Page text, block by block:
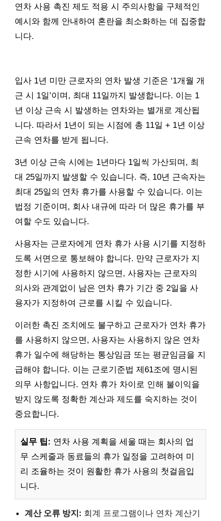
연차 사용 촉진 제도 적용 시 주의사항을 구체적인
예시와 함께 안내하여 혼란을 최소화하는 데 집중합
니다.
입사 1년 미만 근로자의 연차 발생 기준은 ‘1개월 개
근 시 1일’이며, 최대 11일까지 발생합니다. 이는 1
년 이상 근속 시 발생하는 연차와는 별개로 계산됩
니다. 따라서 1년이 되는 시점에 총 11일 + 1년 이상
근속 연차를 받게 됩니다.
3년 이상 근속 시에는 1년마다 1일씩 가산되며, 최
대 25일까지 발생할 수 있습니다. 즉, 10년 근속자는
최대 25일의 연차 휴가를 사용할 수 있습니다. 이는
법정 기준이며, 회사 내규에 따라 더 많은 휴가를 부
여할 수도 있습니다.
사용자는 근로자에게 연차 휴가 사용 시기를 지정하
도록 서면으로 통보해야 합니다. 만약 근로자가 지
정한 시기에 사용하지 않으면, 사용자는 근로자의
의사와 관계없이 남은 연차 휴가 기간 중 2일을 사
용자가 지정하여 근로를 시킬 수 있습니다.
이러한 촉진 조치에도 불구하고 근로자가 연차 휴가
를 사용하지 않으면, 사용자는 사용하지 않은 연차
휴가 일수에 해당하는 통상임금 또는 평균임금을 지
급해야 합니다. 이는 근로기준법 제61조에 명시된
의무 사항입니다. 연차 휴가 차이로 인해 불이익을
받지 않도록 정확한 계산과 제도를 숙지하는 것이
중요합니다.
실무 팁: 연차 사용 계획을 세울 때는 회사의 업
무 스케줄과 동료들의 휴가 일정을 고려하여 미
리 조율하는 것이 원활한 휴가 사용의 첫걸음입
니다.
계산 오류 방지: 회계 프로그램이나 연차 계산기